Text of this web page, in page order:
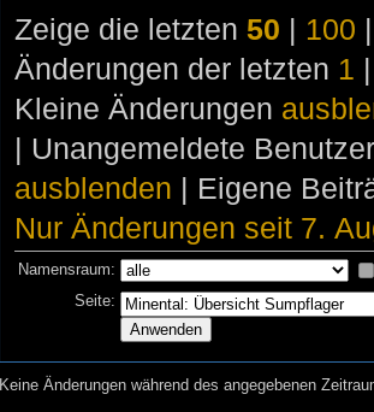
Zeige die letzten 50 | 100
Änderungen der letzten 1
Kleine Änderungen
| Unangemeldete
ausblenden | Eigene
Nur Änderungen seit 7.
Namensraum:
Seite:
Keine Änderungen während des angegebenen